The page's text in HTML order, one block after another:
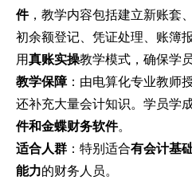
件，教学内容包括建立新账套
初余额登记、凭证处理、账簿
用真账实操教学模式，确保学
教学保障：由电算化专业教师
还补充大量会计知识。学员学
件和金蝶财务软件。
适合人群 ：特别适合有会计基
能力的财务人员。